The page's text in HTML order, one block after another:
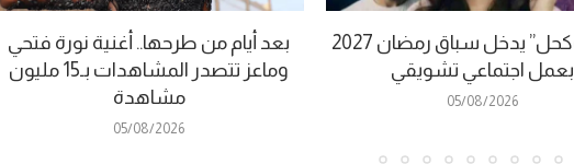
“بيض وكحل” يدخل سباق رمضان 2027
بعمل اجتماعي تشويقي
05/08/2026
بعد أيام من طرحها.. أغنية نورة فتحي
وماعز تتصدر المشاهدات بـ15 مليون
مشاهدة
05/08/2026